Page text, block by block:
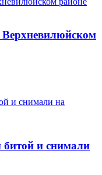
битой и снимали